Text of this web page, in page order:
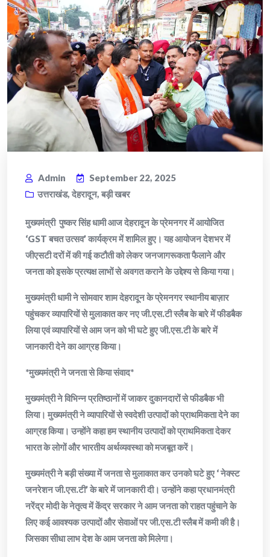
Admin
September 22, 2025
उत्तराखंड, देहरादून, बड़ी खबर
मुख्यमंत्री पुष्कर सिंह धामी आज देहरादून के प्रेमनगर में आयोजित
‘GST बचत उत्सव’ कार्यक्रम में शामिल हुए। यह आयोजन देशभर में
जीएसटी दरों में की गई कटौती को लेकर जनजागरूकता फैलाने और
जनता को इसके प्रत्यक्ष लाभों से अवगत कराने के उद्देश्य से किया गया।
मुख्यमंत्री धामी ने सोमवार शाम देहरादून के प्रेमनगर स्थानीय बाज़ार
पहुंचकर व्यापारियों से मुलाकात कर नए जी.एस.टी स्लैब के बारे में फीडबैक
लिया एवं व्यापारियों से आम जन को भी घटे हुए जी.एस.टी के बारे में
जानकारी देने का आग्रह किया।
*मुख्यमंत्री ने जनता से किया संवाद*
मुख्यमंत्री ने विभिन्न प्रतिष्ठानों में जाकर दुकानदारों से फीडबैक भी
लिया। मुख्यमंत्री ने व्यापारियों से स्वदेशी उत्पादों को प्राथमिकता देने का
आग्रह किया। उन्होंने कहा हम स्थानीय उत्पादों को प्राथमिकता देकर
भारत के लोगों और भारतीय अर्थव्यवस्था को मजबूत करें।
मुख्यमंत्री ने बड़ी संख्या में जनता से मुलाकात कर उनको घटे हुए ‘ नेक्स्ट
जनरेशन जी.एस.टी’ के बारे में जानकारी दी। उन्होंने कहा प्रधानमंत्री
नरेंद्र मोदी के नेतृत्व में केंद्र सरकार ने आम जनता को राहत पहुंचाने के
लिए कई आवश्यक उत्पादों और सेवाओं पर जी.एस.टी स्लैब में कमी की है।
जिसका सीधा लाभ देश के आम जनता को मिलेगा।